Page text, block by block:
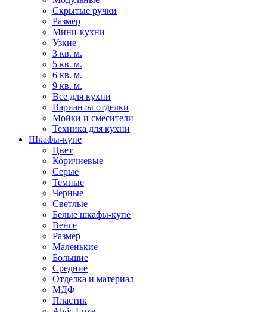
Скрытые ручки
Размер
Мини-кухни
Узкие
3 кв. м.
5 кв. м.
6 кв. м.
9 кв. м.
Все для кухни
Варианты отделки
Мойки и смесители
Техника для кухни
Шкафы-купе
Цвет
Коричневые
Серые
Темные
Черные
Светлые
Белые шкафы-купе
Венге
Размер
Маленькие
Большие
Средние
Отделка и материал
МДФ
Пластик